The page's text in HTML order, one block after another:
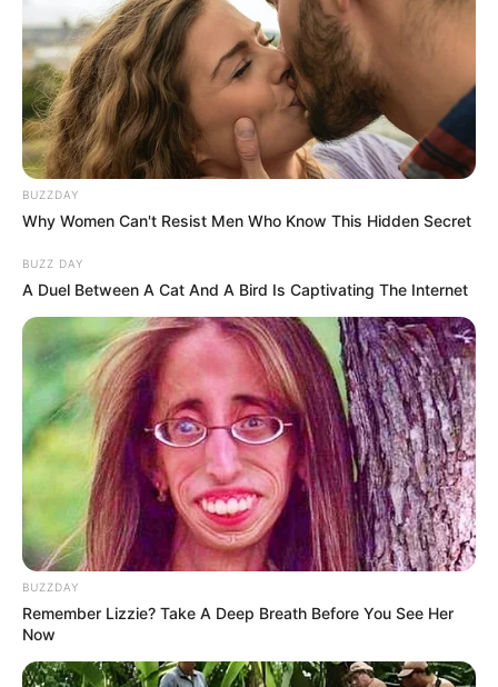
ดวงรายวัน 10 กันยายน 2565
10 ก.ย. 2022
ดวงรายวัน 9 กันยายน 2565
BUZZDAY
Why Women Can't Resist Men Who Know This Hidden Secret
BUZZ DAY
A Duel Between A Cat And A Bird Is Captivating The Internet
BUZZDAY
Remember Lizzie? Take A Deep Breath Before You See Her
Now